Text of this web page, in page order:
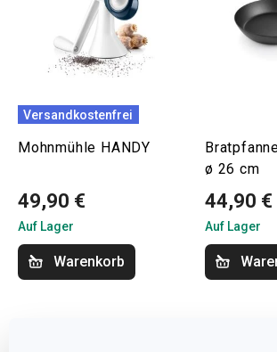
Versandkostenfrei
Mohnmühle HANDY
49,90 €
Auf Lager
Warenkorb
ø 26 cm
44,90 €
Auf Lager